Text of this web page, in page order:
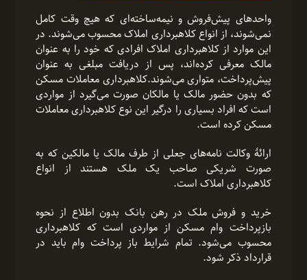
واحدهای پیش‌فروش و نیمه‌ساخته‌ای که هیچ وقت کامل
نمی‌شوند، از انواع کلاهبرداری املاک محسوب می‌شوند. در
این موارد از کلاهبرداری املاک افرادی که خود را به عنوان
مالک معرفی کرده‌اند، پس از دریافت مبلغی به عنوان
پیش‌پرداخت، متواری می‌شوند.کلاهبرداری‌ معاملات مسکن
که بدون حضور مالک یا مالکان صورت می‌گیرد از مواردی
است که افراد بسیاری را درگیر این نوع کلاهبرداری معاملات
مسکن کرده است.
ارائۀ وکالت نامه‌های جعلی از طرف مالک یا مالکین که به
صورت شریکی صاحب یک ملک هستند از انواع
کلاهبرداری املاک است.
خرید و فروش ملک در رهن بانک بدون اطلاع از نحوه
بازپرداخت وام مسکن از مواردی است که کلاهبرداری
محسوب می‌شود. تمام شرایط باز پرداخت وام باید در
قرارداد ذکر شود.